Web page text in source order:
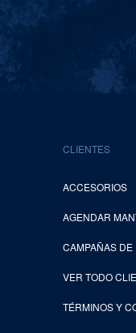
CLIENTES
ACCESORIOS
AGENDAR
CAMPAÑAS
VER TODO
TÉRMINOS Y